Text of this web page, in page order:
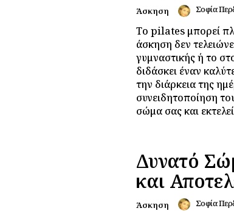
Άσκηση Σοφία
Το pilates μπορεί
άσκηση δεν
γυμναστικής ή το
διδάσκει έναν
την διάρκεια της
συνειδητοποίηση
σώμα σας και
Δυνατό
και
Άσκηση Σοφία